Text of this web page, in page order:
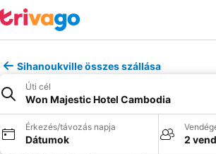
Sihanoukville összes szállása
Úti cél
Won Majestic Hotel Cambodia
Érkezés/távozás napja
Dátumok 2